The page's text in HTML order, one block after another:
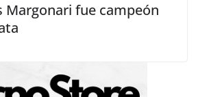
Margonari fue campeón